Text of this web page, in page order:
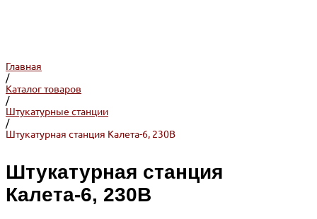
Главная
/
Каталог товаров
/
Штукатурные станции
/
Штукатурная станция Калета-6, 230В
Штукатурная станция
Калета-6, 230В